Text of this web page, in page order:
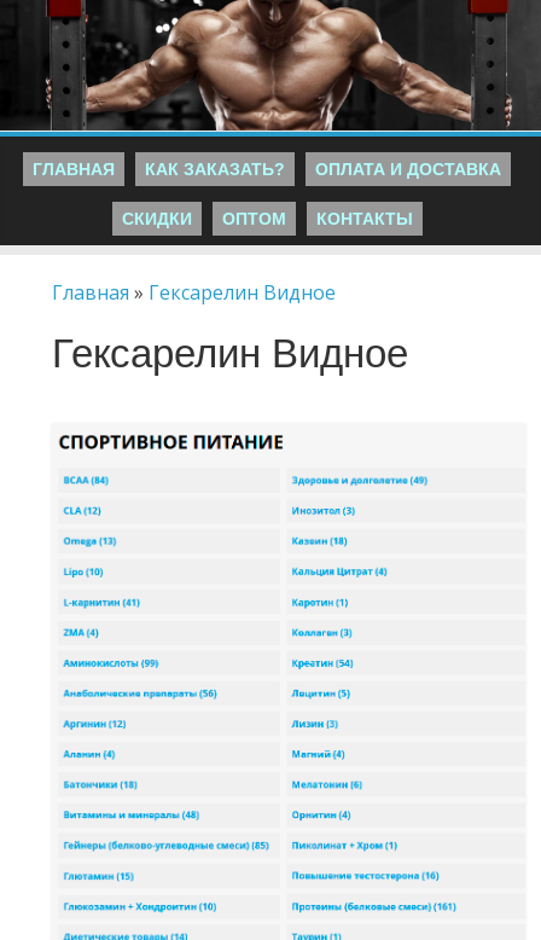
ГЛАВНАЯ КАК ЗАКАЗАТЬ? ОПЛАТА И ДОСТАВКА
СКИДКИ ОПТОМ КОНТАКТЫ
Главная » Гексарелин Видное
Гексарелин Видное